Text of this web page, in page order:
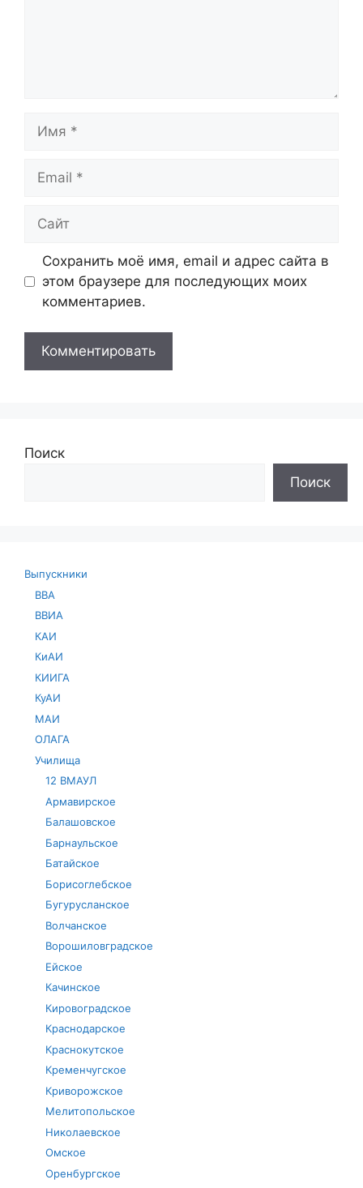
Сохранить моё имя, email и адрес сайта в
этом браузере для последующих моих
комментариев.
Поиск
Поиск
Выпускники
ВВА
ВВИА
КАИ
КиАИ
КИИГА
КуАИ
МАИ
ОЛАГА
Училища
12 ВМАУЛ
Армавирское
Балашовское
Барнаульское
Батайское
Борисоглебское
Бугурусланское
Волчанское
Ворошиловградское
Ейское
Качинское
Кировоградское
Краснодарское
Краснокутское
Кременчугское
Криворожское
Мелитопольское
Николаевское
Омское
Оренбургское